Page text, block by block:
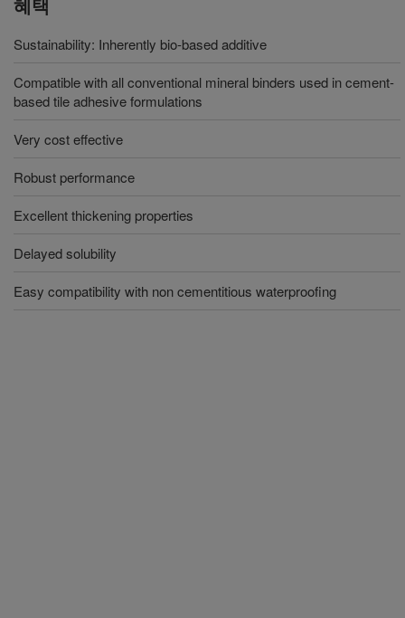
Sustainability: Inherently bio-based additive
Compatible with all conventional mineral binders used in cement-
based tile adhesive formulations
Very cost effective
Robust performance
Excellent thickening properties
Delayed solubility
Easy compatibility with non cementitious waterproofing